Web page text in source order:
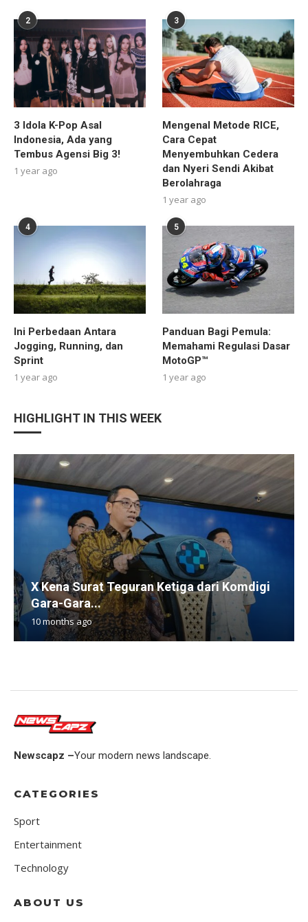
2
3 Idola K-Pop Asal
Indonesia, Ada yang
Tembus Agensi Big 3!
1 year ago
3
Mengenal Metode RICE,
Cara Cepat
Menyembuhkan Cedera
dan Nyeri Sendi Akibat
Berolahraga
1 year ago
4
Ini Perbedaan Antara
Jogging, Running, dan
Sprint
1 year ago
5
Panduan Bagi Pemula:
Memahami Regulasi Dasar
MotoGP™
1 year ago
HIGHLIGHT IN THIS WEEK
X Kena Surat Teguran Ketiga dari Komdigi
Gara-Gara...
10 months ago
Newscapz –Your modern news landscape.
CATEGORIES
Sport
Entertainment
Technology
ABOUT US